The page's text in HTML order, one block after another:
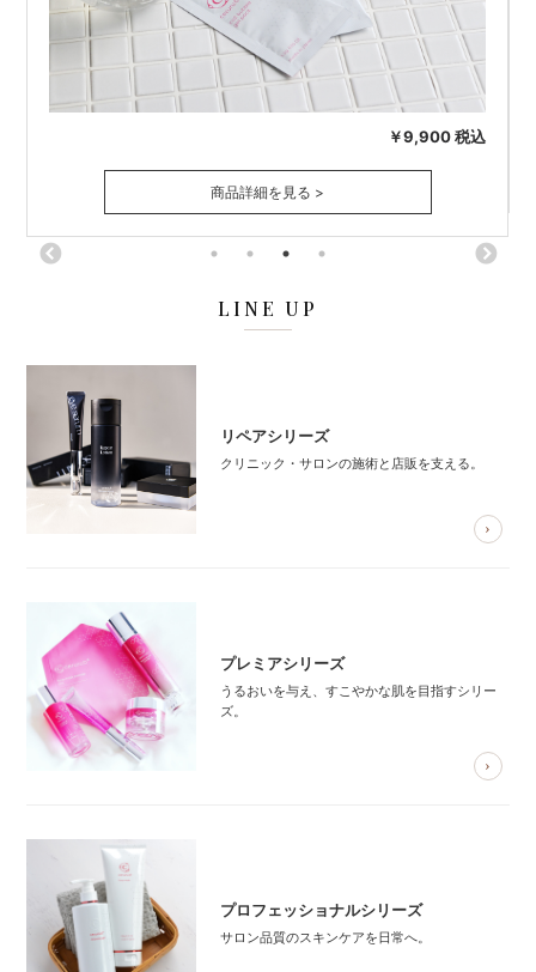
￥9,900 税込
商品詳細を見る >
LINE UP
リペアシリーズ
クリニック・サロンの施術と店販を支える。
プレミアシリーズ
うるおいを与え、すこやかな肌を目指すシリー
ズ。
プロフェッショナルシリーズ
サロン品質のスキンケアを日常へ。